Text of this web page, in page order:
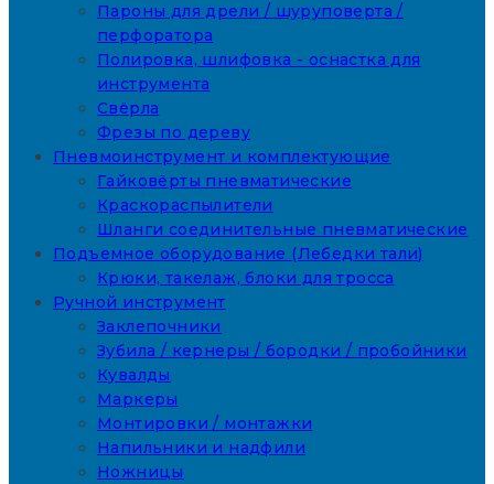
Пароны для дрели / шуруповерта /
перфоратора
Полировка, шлифовка - оснастка для
инструмента
Свёрла
Фрезы по дереву
Пневмоинструмент и комплектующие
Гайковёрты пневматические
Краскораспылители
Шланги соединительные пневматические
Подъемное оборудование (Лебедки тали)
Крюки, такелаж, блоки для тросса
Ручной инструмент
Заклепочники
Зубила / кернеры / бородки / пробойники
Кувалды
Маркеры
Монтировки / монтажки
Напильники и надфили
Ножницы